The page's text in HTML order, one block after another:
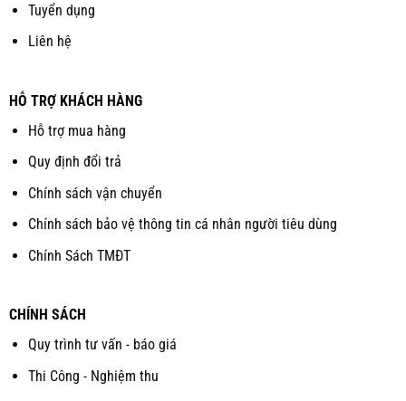
Tuyển dụng
Liên hệ
HỖ TRỢ KHÁCH HÀNG
Hỗ trợ mua hàng
Quy định đổi trả
Chính sách vận chuyển
Chính sách bảo vệ thông tin cá nhân người tiêu dùng
Chính Sách TMĐT
CHÍNH SÁCH
Quy trình tư vấn - báo giá
Thi Công - Nghiệm thu